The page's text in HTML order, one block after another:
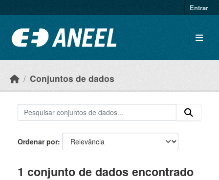
Entrar
Conjuntos de dados
Ordenar por
1 conjunto de dados encontrado